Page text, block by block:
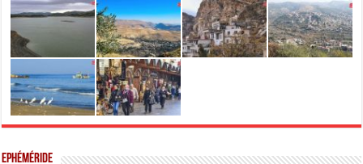
Ephéméride